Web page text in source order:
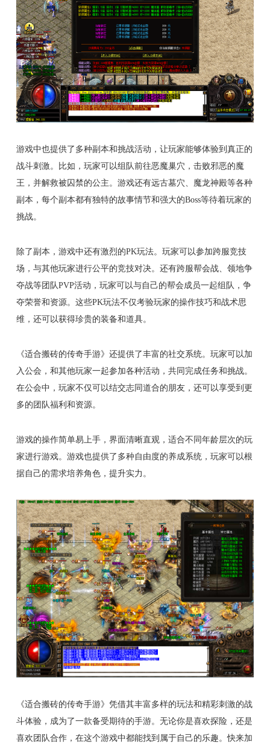
游戏中也提供了多种副本和挑战活动，让玩家能够体验到真正的
战斗刺激。比如，玩家可以组队前往恶魔巢穴，击败邪恶的魔
王，并解救被囚禁的公主。游戏还有远古墓穴、魔龙神殿等各种
副本，每个副本都有独特的故事情节和强大的Boss等待着玩家的
挑战。
除了副本，游戏中还有激烈的PK玩法。玩家可以参加跨服竞技
场，与其他玩家进行公平的竞技对决。还有跨服帮会战、领地争
夺战等团队PVP活动，玩家可以与自己的帮会成员一起组队，争
夺荣誉和资源。这些PK玩法不仅考验玩家的操作技巧和战术思
维，还可以获得珍贵的装备和道具。
《适合搬砖的传奇手游》还提供了丰富的社交系统。玩家可以加
入公会，和其他玩家一起参加各种活动，共同完成任务和挑战。
在公会中，玩家不仅可以结交志同道合的朋友，还可以享受到更
多的团队福利和资源。
游戏的操作简单易上手，界面清晰直观，适合不同年龄层次的玩
家进行游戏。游戏也提供了多种自由度的养成系统，玩家可以根
据自己的需求培养角色，提升实力。
《适合搬砖的传奇手游》凭借其丰富多样的玩法和精彩刺激的战
斗体验，成为了一款备受期待的手游。无论你是喜欢探险，还是
喜欢团队合作，在这个游戏中都能找到属于自己的乐趣。快来加